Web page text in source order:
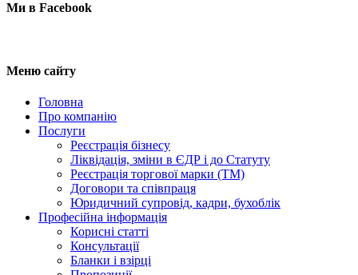
Ми в Facebook
Меню сайту
Головна
Про компанію
Послуги
Реєстрація бізнесу
Ліквідація, зміни в ЄДР і до Статуту
Реєстрація торгової марки (ТМ)
Договори та співпраця
Юридичний супровід, кадри, бухоблік
Професійна інформація
Корисні статті
Консультації
Бланки і взірці